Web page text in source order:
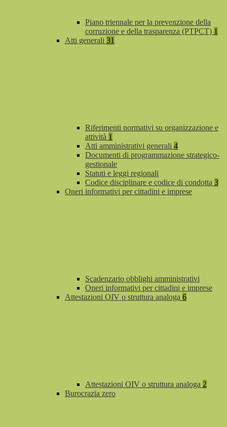
Piano triennale per la prevenzione della
corruzione e della trasparenza (PTPCT) 1
Atti generali 31
Riferimenti normativi su organizzazione e
attività 1
Atti amministrativi generali 4
Documenti di programmazione strategico-
gestionale
Statuti e leggi regionali
Codice disciplinare e codice di condotta 3
Oneri informativi per cittadini e imprese
Scadenzario obblighi amministrativi
Oneri informativi per cittadini e imprese
Attestazioni OIV o struttura analoga 6
Attestazioni OIV o struttura analoga 2
Burocrazia zero